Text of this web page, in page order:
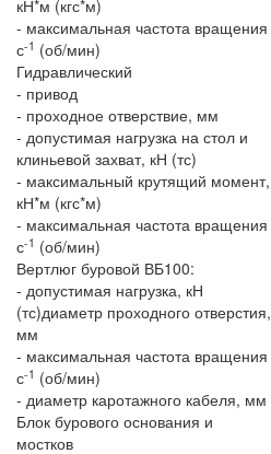
кН*м (кгс*м)
- максимальная частота вращения
с-1 (об/мин)
Гидравлический
- привод
- проходное отверствие, мм
- допустимая нагрузка на стол и
клиньевой захват, кН (тс)
- максимальный крутящий момент,
кН*м (кгс*м)
- максимальная частота вращения
с-1 (об/мин)
Вертлюг буровой ВБ100:
- допустимая нагрузка, кН
(тс)диаметр проходного отверстия,
мм
- максимальная частота вращения
с-1 (об/мин)
- диаметр каротажного кабеля, мм
Блок бурового основания и
мостков